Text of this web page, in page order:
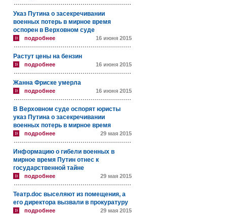
Указ Путина о засекречивании
военных потерь в мирное время
оспорен в Верховном суде
подробнее 16 июня 2015
Растут цены на бензин
подробнее 16 июня 2015
Жанна Фриске умерла
подробнее 16 июня 2015
В Верховном суде оспорят юристы
указ Путина о засекречивании
военных потерь в мирное время
подробнее 29 мая 2015
Информацию о гибели военных в
мирное время Путин отнес к
государственной тайне
подробнее 29 мая 2015
Театр.doc выселяют из помещения, а
его директора вызвали в прокуратуру
подробнее 29 мая 2015